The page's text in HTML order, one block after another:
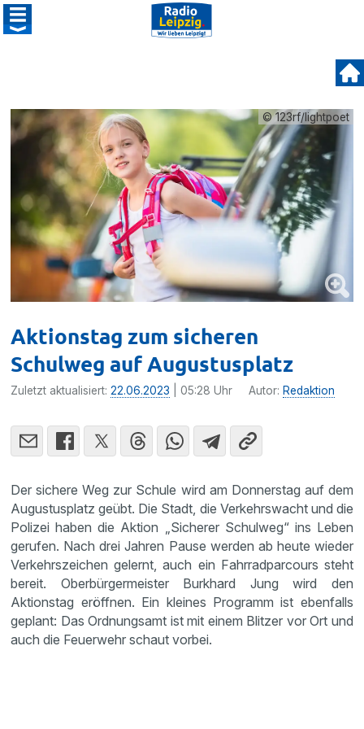
© 123rf/lightpoet
Aktionstag zum sicheren
Schulweg auf Augustusplatz
Zuletzt aktualisiert:22.06.2023 | 05:28 Uhr Autor: Redaktion
Der sichere Weg zur Schule wird am Donnerstag auf dem
Augustusplatz geübt. Die Stadt, die Verkehrswacht und die
Polizei haben die Aktion „Sicherer Schulweg“ ins Leben
gerufen. Nach drei Jahren Pause werden ab heute wieder
Verkehrszeichen gelernt, auch ein Fahrradparcours steht
bereit. Oberbürgermeister Burkhard Jung wird den
Aktionstag eröffnen. Ein kleines Programm ist ebenfalls
geplant: Das Ordnungsamt ist mit einem Blitzer vor Ort und
auch die Feuerwehr schaut vorbei.